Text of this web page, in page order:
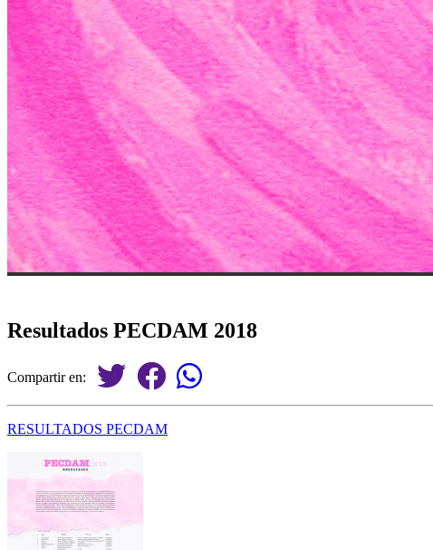
Resultados PECDAM 2018
Compartir en:
RESULTADOS PECDAM